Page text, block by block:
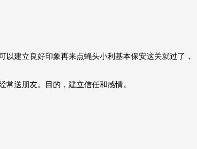
建立良好印象再来点蝇头小利基本保安这关就过了，
送朋友。目的，建立信任和感情。